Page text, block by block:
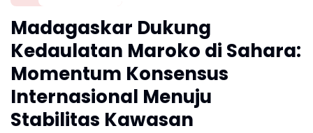
Madagaskar Dukung
Kedaulatan Maroko di Sahara:
Momentum Konsensus
Internasional Menuju
Stabilitas Kawasan